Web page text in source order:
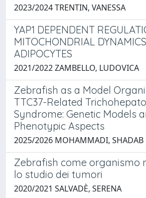
2023/2024 TRENTIN, VANESSA
YAP1 DEPENDENT
MITOCHONDRIAL
ADIPOCYTES
2021/2022 ZAMBELLO, LUDOVICA
Zebrafish as a Model
TTC37-Related
Syndrome: Genetic Models
Phenotypic Aspects
2025/2026 MOHAMMADI, SHADAB
Zebrafish come organismo
lo studio dei tumori
2020/2021 SALVADÈ, SERENA